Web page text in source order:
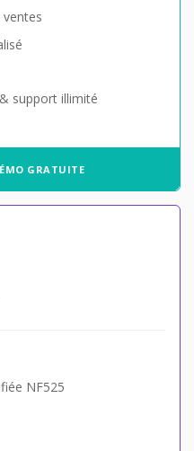
ventes
support illimité
GRATUITE
NF525